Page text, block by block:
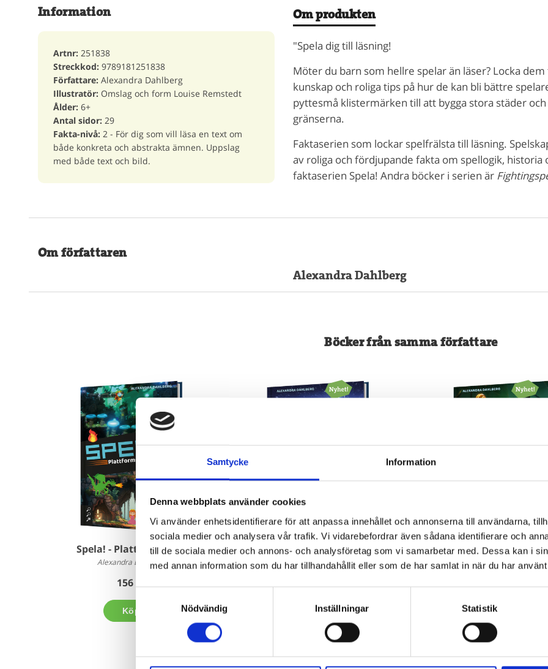
Samtycke Information
Denna webbplats använder cookies
Vi använder enhetsidentifierare för att anpassa innehållet och annonserna till användarna,
sociala medier och analysera vår trafik. Vi vidarebefordrar även sådana identifierare och
till de sociala medier och annons- och analysföretag som vi samarbetar med. Dessa kan i
med annan information som du har tillhandahållit eller som de har samlat in när du har
Nödvändig
Inställningar Statistik
Information
Artnr: 251838
Streckkod: 9789181251838
Författare: Alexandra Dahlberg
Illustratör: Omslag och form Louise Remstedt
Ålder: 6+
Antal sidor: 29
Fakta-nivå: 2 - För dig som vill läsa en text om
både konkreta och abstrakta ämnen. Uppslag
med både text och bild.
Om produkten
"Spela dig till läsning!
Möter du barn som hellre spelar än läser? Locka
kunskap och roliga tips på hur de kan bli bättre
pyttesmå klistermärken till att bygga stora städer
gränserna.
Faktaserien som lockar spelfrälsta till läsning.
av roliga och fördjupande fakta om spellogik, historia
faktaserien Spela! Andra böcker i serien är
Om författaren
Alexandra Dahlberg
Böcker från samma författare
Spela! - Plattformsspel
Alexandra Dahlberg
156 kr
Köp
Spela! - Racingspel
Alexandra Dahlberg
Köp
Spela! -
Alexandra Dahlberg
Köp